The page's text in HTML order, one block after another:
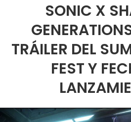
SONIC X
TRÁILER DEL
FEST Y